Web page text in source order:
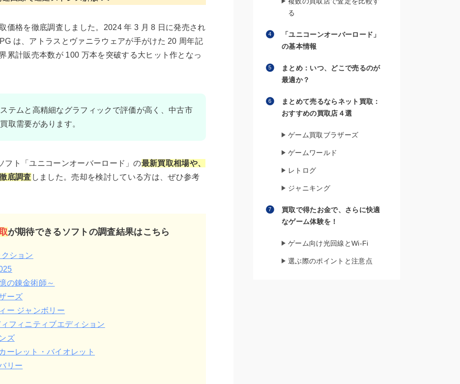
価格を徹底調査しました。2024 年 3 月 8 日に発売され
は、アトラスとヴァニラウェアが手がけた 20 周年記
累計販売本数が 100 万本を突破する大ヒット作となっ
テムと高精細なグラフィックで評価が高く、中古市
取需要があります。
ト「ユニコーンオーバーロード」の最新買取相場や、
底調査 しました。売却を検討している方は、ぜひ参考
が期待できるソフトの調査結果はこちら
ション
の錬金術師～
ーズ
ー ジャンボリー
フィニティブエディション
ズ
ーレット・バイオレット
リー
る
「ユニコーンオーバーロード」
の基本情報
まとめ：いつ、どこで売るのが
最適か？
まとめて売るならネット買取：
おすすめの買取店４選
ゲーム買取ブラザーズ
ゲームワールド
レトログ
ジャニキング
買取で得たお金で、さらに快適
なゲーム体験を！
ゲーム向け光回線とWi-Fi
選ぶ際のポイントと注意点